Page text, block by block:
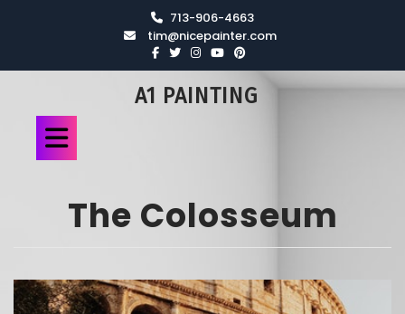
713-906-4663
tim@nicepainter.com
A1 PAINTING
The Colosseum